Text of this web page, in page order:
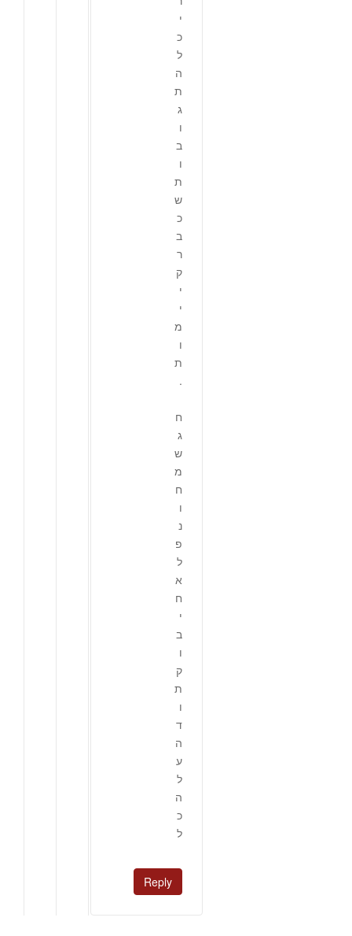
י
כ
ל
ה
ת
ג
ו
ב
ו
ת
ש
כ
ב
ר
ק
י
י
מ
ו
ת
.
ח
ג
ש
מ
ח
ו
נ
פ
ל
א
ח
י
ב
ו
ק
ת
ו
ד
ה
ע
ל
ה
כ
ל
Reply